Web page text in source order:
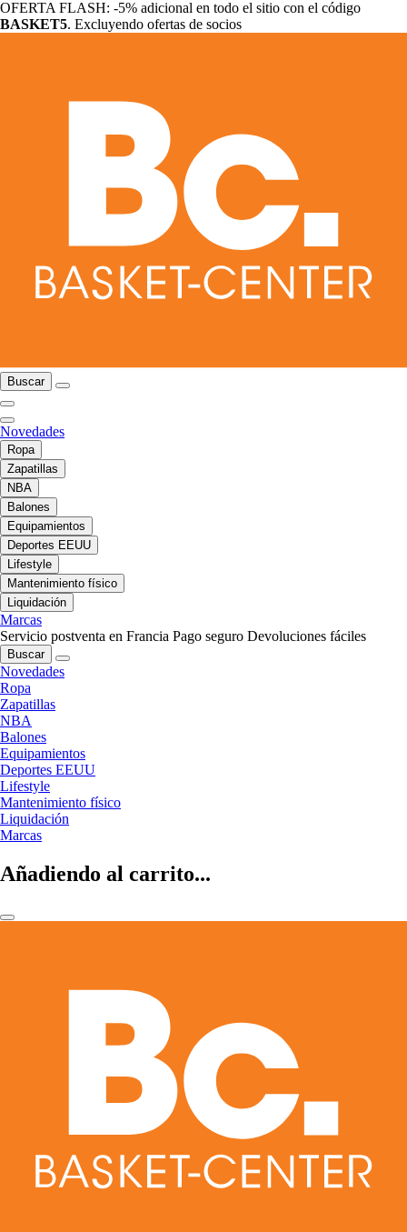
OFERTA FLASH: -5% adicional en todo el sitio con el código
BASKET5. Excluyendo ofertas de socios
Buscar
Novedades
Ropa
Zapatillas
NBA
Balones
Equipamientos
Deportes EEUU
Lifestyle
Mantenimiento físico
Liquidación
Marcas
Servicio postventa en Francia Pago seguro Devoluciones fáciles
Buscar
Novedades
Ropa
Zapatillas
NBA
Balones
Equipamientos
Deportes EEUU
Lifestyle
Mantenimiento físico
Liquidación
Marcas
Añadiendo al carrito...